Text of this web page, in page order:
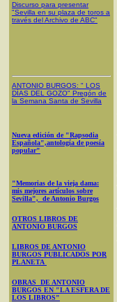
Discurso para presentar
"Sevilla en su plaza de toros a
través del Archivo de ABC"
ANTONIO BURGOS: " LOS
DÍAS DEL GOZO" Pregón de
la Semana Santa de Sevilla
Nueva edición de "Rapsodia
Española",antología de poesía
popular"
"Memorias de la vieja dama:
mis mejores artículos sobre
Sevilla", de Antonio Burgos
OTROS LIBROS DE
ANTONIO BURGOS
LIBROS DE ANTONIO
BURGOS PUBLICADOS POR
PLANETA
OBRAS DE ANTONIO
BURGOS EN "LA ESFERA DE
LOS LIBROS"